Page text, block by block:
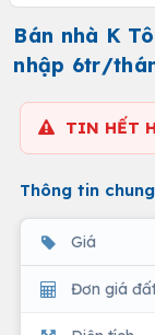
Bán nhà K
nhập 6tr/
TIN HẾT
Thông tin chung
Giá
Đơn giá